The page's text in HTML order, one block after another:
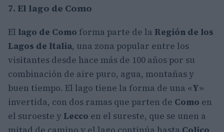
7. El lago de Como
El lago de Como forma parte de la Región de los
Lagos de Italia, una zona popular entre los
visitantes desde hace más de 100 años por su
combinación de aire puro, agua, montañas y
buen tiempo. El lago tiene la forma de una «Y»
invertida, con dos ramas que parten de Como en
el suroeste y Lecco en el sureste, que se unen a